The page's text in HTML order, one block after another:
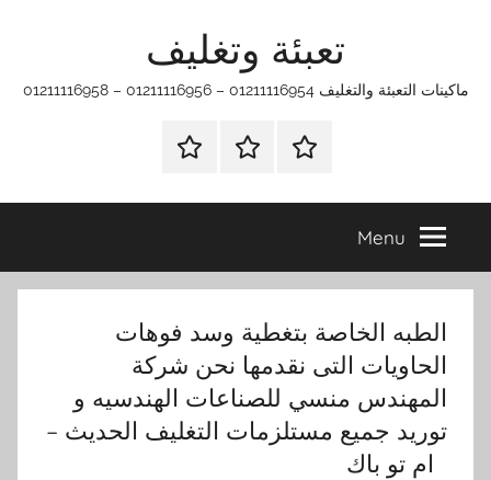
تعبئة وتغليف
ماكينات التعبئة والتغليف 01211116954 – 01211116956 – 01211116958
الرئيسيةماكينات
وتغليف
اتـصـل
في
التي
Menu
الطبه الخاصة بتغطية وسد فوهات
الحاويات التى نقدمها نحن شركة
المهندس منسي للصناعات الهندسيه و
توريد جميع مستلزمات التغليف الحديث –
ام تو باك